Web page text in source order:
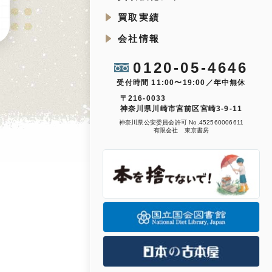
買取実績
会社情報
0120-05-4646
受付時間 11:00〜19:00／年中無休
〒216-0033
神奈川県川崎市宮前区宮崎3-9-11
神奈川県公安委員会許可 No.452560006611
有限会社 東京書房